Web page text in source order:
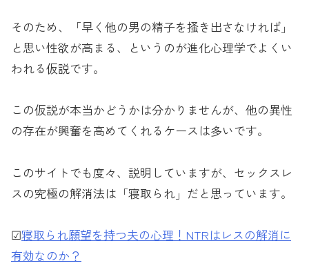
そのため、「早く他の男の精子を掻き出さなければ」
と思い性欲が高まる、というのが進化心理学でよくい
われる仮説です。
この仮説が本当かどうかは分かりませんが、他の異性
の存在が興奮を高めてくれるケースは多いです。
このサイトでも度々、説明していますが、セックスレ
スの究極の解消法は「寝取られ」だと思っています。
☑︎寝取られ願望を持つ夫の心理！NTRはレスの解消に
有効なのか？